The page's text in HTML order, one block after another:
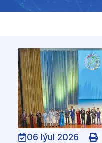
06 Iýul 2026